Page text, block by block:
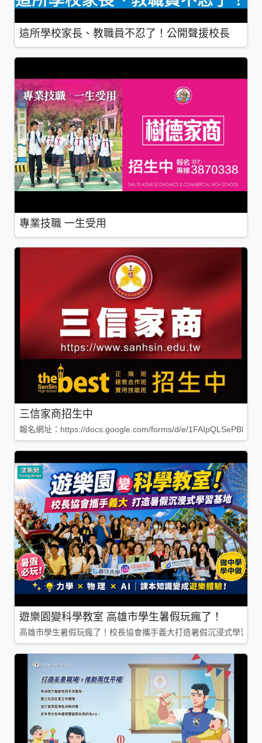
這所學校家長、教職員不忍了！公開聲援校長
專業技職 一生受用
三信家商招生中
報名網址：https://docs.google.com/forms/d/e/
遊樂園變科學教室 高雄市學生暑假玩瘋了！
高雄市學生暑假玩瘋了！校長協會攜手義大打造暑假沉浸式學習基